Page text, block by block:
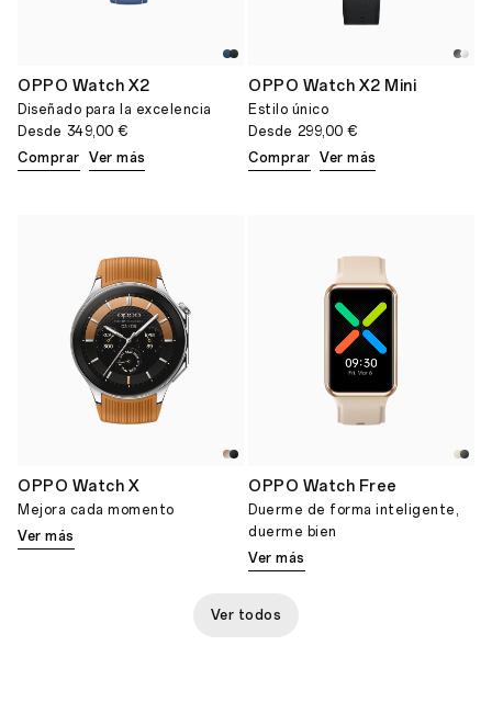
OPPO Watch X2
Diseñado para la excelencia
Desde 349,00 €
Comprar
Ver más
OPPO Watch X2 Mini
Estilo único
Desde 299,00 €
Comprar
Ver más
OPPO Watch X
Mejora cada momento
Ver más
OPPO Watch Free
Duerme de forma inteligente,
duerme bien
Ver más
Ver todos